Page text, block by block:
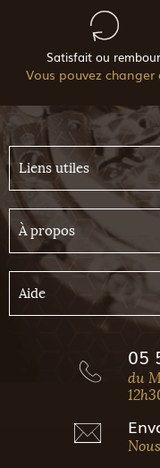
Satisfait ou
Vous pouvez changer
Liens utiles
À propos
Aide
05
du